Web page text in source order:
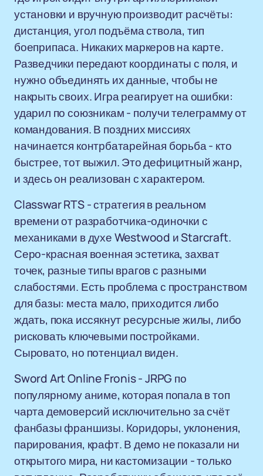
установки и вручную производит расчёты:
дистанция, угол подъёма ствола, тип
боеприпаса. Никаких маркеров на карте.
Разведчики передают координаты с поля, и
нужно объединять их данные, чтобы не
накрыть своих. Игра реагирует на ошибки:
ударил по союзникам - получи телеграмму от
командования. В поздних миссиях
начинается контрбатарейная борьба - кто
быстрее, тот выжил. Это дефицитный жанр,
и здесь он реализован с характером.
Classwar RTS - стратегия в реальном
времени от разработчика-одиночки с
механиками в духе Westwood и Starcraft.
Серо-красная военная эстетика, захват
точек, разные типы врагов с разными
слабостями. Есть проблема с пространством
для базы: места мало, приходится либо
ждать, пока иссякнут ресурсные жилы, либо
рисковать ключевыми постройками.
Сыровато, но потенциал виден.
Sword Art Online Fronis - JRPG по
популярному аниме, которая попала в топ
чарта демоверсий исключительно за счёт
фанбазы франшизы. Коридоры, уклонения,
парирования, крафт. В демо не показали ни
открытого мира, ни кастомизации - только